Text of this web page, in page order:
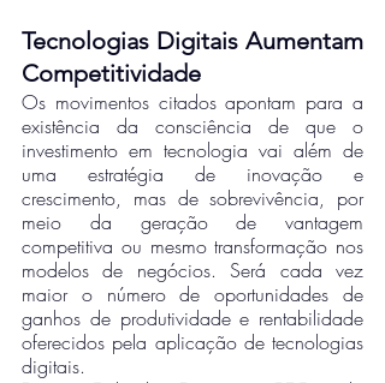
Tecnologias Digitais Aumentam
Competitividade
Os movimentos citados apontam para a
existência da consciência de que o
investimento em tecnologia vai além de
uma estratégia de inovação e
crescimento, mas de sobrevivência, por
meio da geração de vantagem
competitiva ou mesmo transformação nos
modelos de negócios. Será cada vez
maior o número de oportunidades de
ganhos de produtividade e rentabilidade
oferecidos pela aplicação de tecnologias
digitais.